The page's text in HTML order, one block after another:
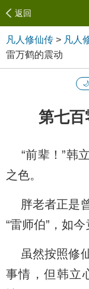
返回
凡人修仙传 > 凡人
雷万鹤的震动
第七百
“前辈！”韩
之色。
胖老者正是
“雷师伯”，如
虽然按照修
事情，但韩立